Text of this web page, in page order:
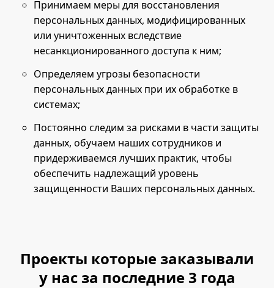
Принимаем меры для восстановления
персональных данных, модифицированных
или уничтоженных вследствие
несанкционированного доступа к ним;
Определяем угрозы безопасности
персональных данных при их обработке в
системах;
Постоянно следим за рисками в части защиты
данных, обучаем наших сотрудников и
придерживаемся лучших практик, чтобы
обеспечить надлежащий уровень
защищенности Ваших персональных данных.
Проекты которые заказывали
у нас за последние 3 года